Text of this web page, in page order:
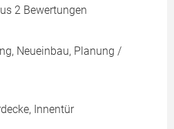
2 Bewertungen
Neueinbau, Planung /
Innentür